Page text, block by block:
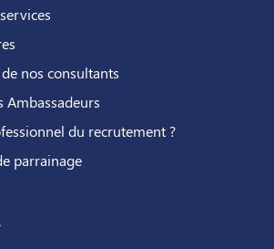
nos consultants
Ambassadeurs
du recrutement ?
parrainage